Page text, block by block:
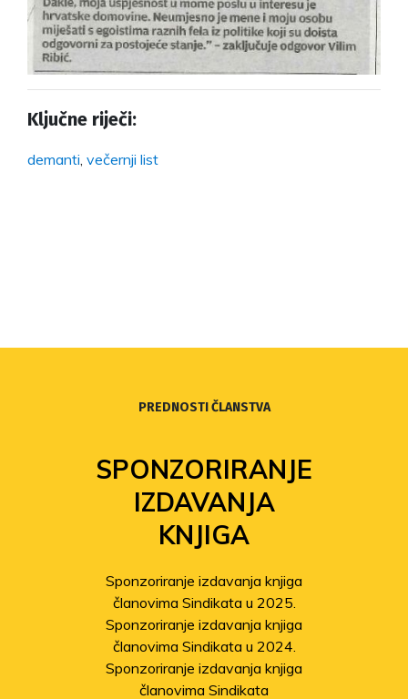
Ključne riječi:
demanti, večernji list
PREDNOSTI ČLANSTVA
SPONZORIRANJE
IZDAVANJA
KNJIGA
Sponzoriranje izdavanja knjiga
članovima Sindikata u 2025.
Sponzoriranje izdavanja knjiga
članovima Sindikata u 2024.
Sponzoriranje izdavanja knjiga
članovima Sindikata